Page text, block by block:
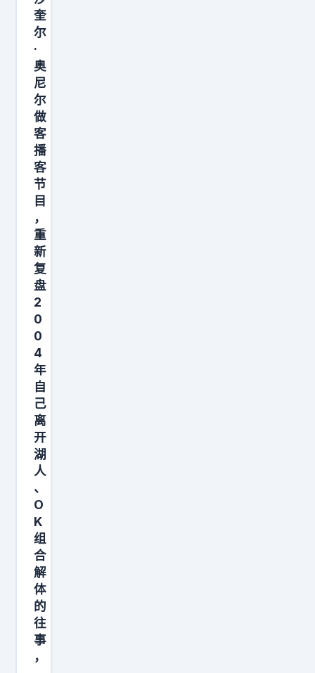
座
总
冠
军
。
“
倘
若
当
年
拥
有
如
今
这
份
通
透
…
…
本
可
以
拿
到
7
冠
。
我
被
交
易
的
军
、
2
次
总
决
赛
M
V
P
、
1
次
常
规
赛
M
V
P
，
1
1
次
入
选
最
佳
一
阵
，
甚
至
奎
尔
·
奥
尼
尔
做
客
播
客
节
目
，
重
新
复
盘
2
0
0
4
年
自
己
离
开
湖
人
、
O
K
组
合
解
体
的
往
事
，